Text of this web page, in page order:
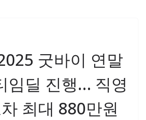
굿바이 연말
임딜 진행… 직영
최대 880만원